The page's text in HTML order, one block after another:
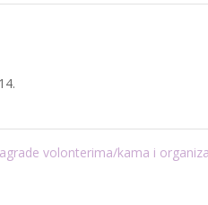
volonterima/kama i